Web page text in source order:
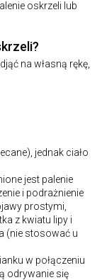
oskrzeli lub
na własną rękę,
jednak ciało
jest palenie
i podrażnienie
prostymi,
z kwiatu lipy i
(nie stosować u
w połączeniu
odrywanie się